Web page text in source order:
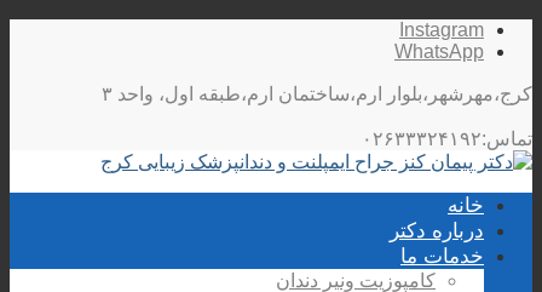
Instagram
WhatsApp
کرج،مهرشهر،بلوار ارم،ساختمان ارم،طبقه اول، واحد ۳
تماس:۰۲۶۳۳۳۲۴۱۹۲
خانه
درباره دکتر
خدمات ما
کامپوزیت ونیر دندان